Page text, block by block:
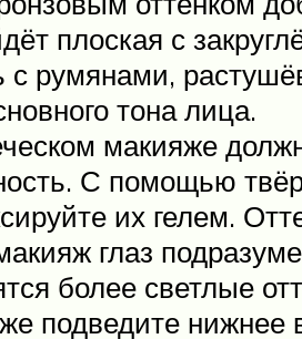
плоская с
румянами,
тона лица.
макияже
С помощью
их гелем.
глаз
более светлые
подведите нижнее